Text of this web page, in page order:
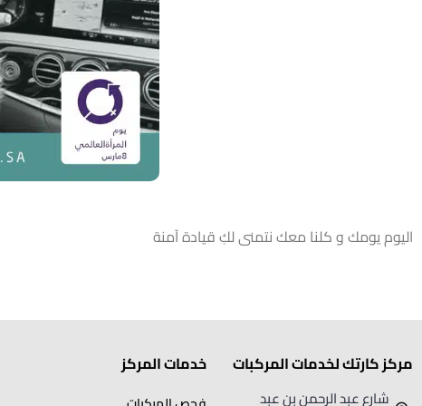
اليوم يومك و كلنا معك نتمنى لكِ قيادة آمنة
مركز كارتك لخدمات المركبات
شارع عبد الرحمن بن عبد
خدمات المركز